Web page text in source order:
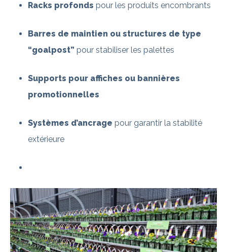
Racks profonds pour les produits encombrants
Barres de maintien ou structures de type
“goalpost” pour stabiliser les palettes
Supports pour affiches ou bannières
promotionnelles
Systèmes d’ancrage pour garantir la stabilité
extérieure